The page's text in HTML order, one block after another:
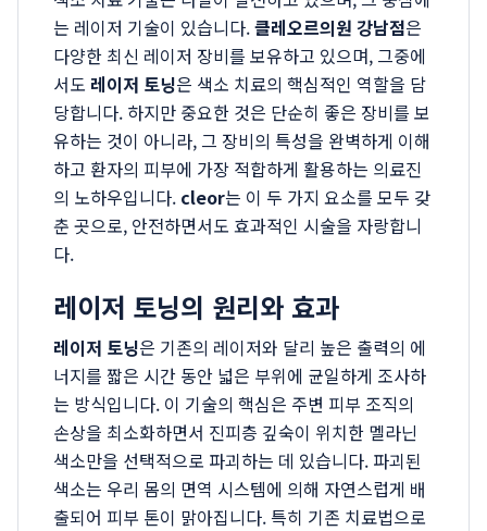
는 레이저 기술이 있습니다.클레오르의원 강남점은
다양한 최신 레이저 장비를 보유하고 있으며, 그중에
서도 레이저 토닝은 색소 치료의 핵심적인 역할을 담
당합니다. 하지만 중요한 것은 단순히 좋은 장비를 보
유하는 것이 아니라, 그 장비의 특성을 완벽하게 이해
하고 환자의 피부에 가장 적합하게 활용하는 의료진
의 노하우입니다. cleor는 이 두 가지 요소를 모두 갖
춘 곳으로, 안전하면서도 효과적인 시술을 자랑합니
다.
레이저 토닝의 원리와 효과
레이저 토닝은 기존의 레이저와 달리 높은 출력의 에
너지를 짧은 시간 동안 넓은 부위에 균일하게 조사하
는 방식입니다. 이 기술의 핵심은 주변 피부 조직의
손상을 최소화하면서 진피층 깊숙이 위치한 멜라닌
색소만을 선택적으로 파괴하는 데 있습니다. 파괴된
색소는 우리 몸의 면역 시스템에 의해 자연스럽게 배
출되어 피부 톤이 맑아집니다. 특히 기존 치료법으로